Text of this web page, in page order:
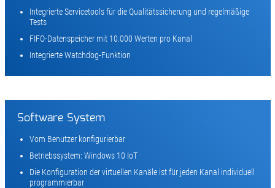
Integrierte Servicetools für die Qualitätssicherung und regelmäßige
Tests
FIFO-Datenspeicher mit 10.000 Werten pro Kanal
Integrierte Watchdog-Funktion
Software System
Vom Benutzer konfigurierbar
Betriebssystem: Windows 10 IoT
Die Konfiguration der virtuellen Kanäle ist für jeden Kanal individuell
programmierbar